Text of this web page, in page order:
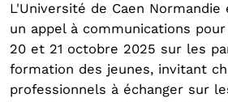
L'Université de Caen Normandie
un appel à communications
20 et 21 octobre 2025 sur les
formation des jeunes, invitant
professionnels à échanger sur